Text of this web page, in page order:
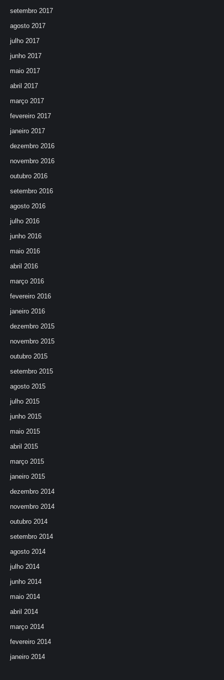
setembro 2017
agosto 2017
julho 2017
junho 2017
maio 2017
abril 2017
março 2017
fevereiro 2017
janeiro 2017
dezembro 2016
novembro 2016
outubro 2016
setembro 2016
agosto 2016
julho 2016
junho 2016
maio 2016
abril 2016
março 2016
fevereiro 2016
janeiro 2016
dezembro 2015
novembro 2015
outubro 2015
setembro 2015
agosto 2015
julho 2015
junho 2015
maio 2015
abril 2015
março 2015
janeiro 2015
dezembro 2014
novembro 2014
outubro 2014
setembro 2014
agosto 2014
julho 2014
junho 2014
maio 2014
abril 2014
março 2014
fevereiro 2014
janeiro 2014